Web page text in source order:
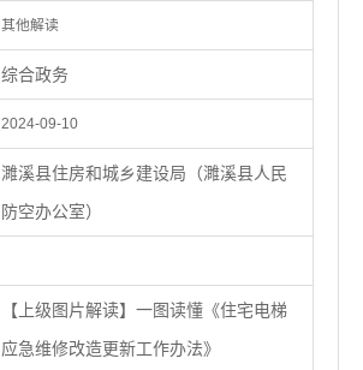
其他解读
综合政务
2024-09-10
濉溪县住房和城乡建设局（濉溪县人民
防空办公室）
【上级图片解读】一图读懂《住宅电梯
应急维修改造更新工作办法》